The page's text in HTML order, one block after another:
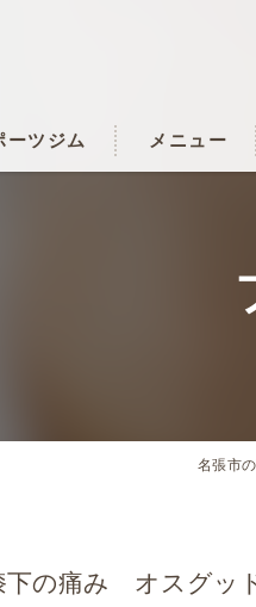
ーツジム メニュー
名張市
下の痛み オスグッ